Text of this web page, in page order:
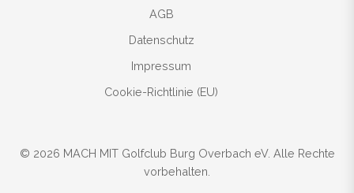
AGB
Datenschutz
Impressum
Cookie-Richtlinie (EU)
© 2026 MACH MIT Golfclub Burg Overbach eV. Alle Rechte
vorbehalten.